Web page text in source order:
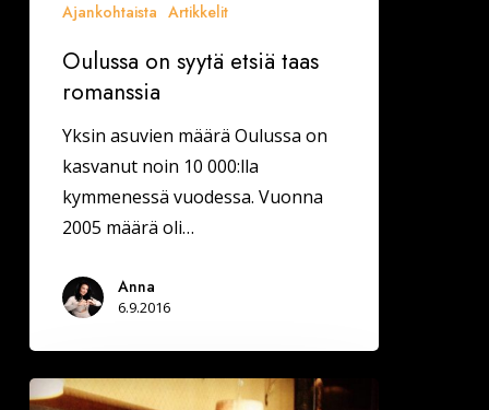
Ajankohtaista Artikkelit
Oulussa on syytä etsiä taas
romanssia
Yksin asuvien määrä Oulussa on
kasvanut noin 10 000:lla
kymmenessä vuodessa. Vuonna
2005 määrä oli…
Anna
6.9.2016
TURKU,